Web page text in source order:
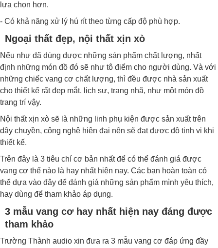
lựa chọn hơn.
- Có khả năng xử lý hú rít theo từng cấp độ phù hợp.
Ngoại thất đẹp, nội thất xịn xò
Nếu như đã dùng được những sản phẩm chất lượng, nhất
định những món đồ đó sẽ như tô điểm cho người dùng. Và với
những chiếc vang cơ chất lượng, thì đều được nhà sản xuất
cho thiết kế rất đẹp mắt, lịch sự, trang nhã, như một món đồ
trang trí vậy.
Nội thất xịn xò sẽ là những linh phụ kiện được sản xuất trên
dây chuyền, công nghệ hiện đại nên sẽ đạt được độ tinh vi khi
thiết kế.
Trên đây là 3 tiêu chí cơ bản nhất để có thể đánh giá được
vang cơ thế nào là hay nhất hiện nay. Các bạn hoàn toàn có
thể dựa vào đây để đánh giá những sản phẩm mình yêu thích,
hay dùng để tham khảo áp dụng.
3 mẫu vang cơ hay nhất hiện nay đáng được
tham khảo
Trường Thành audio xin đưa ra 3 mẫu vang cơ đáp ứng đầy